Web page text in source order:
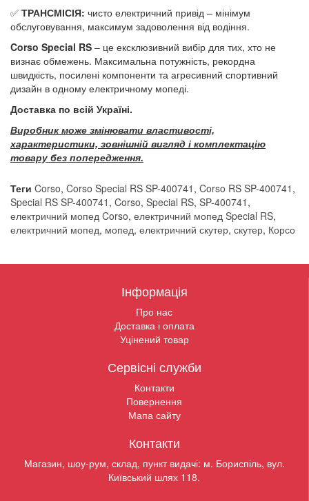
✅ ТРАНСМІСІЯ: чисто електричний привід – мінімум
обслуговування, максимум задоволення від водіння.
Corso Special RS – це ексклюзивний вибір для тих, хто не
визнає обмежень. Максимальна потужність, рекордна
швидкість, посилені компоненти та агресивний спортивний
дизайн в одному електричному мопеді.
Доставка по всій Україні.
Виробник може змінювати властивості,
характеристики, зовнішній вигляд і комплектацію
товару без попередження.
Теги Corso, Corso Special RS SP-400741 , Corso RS SP-400741 ,
Special RS SP-400741 , Corso, Special RS, SP-400741 ,
електричний мопед Corso, електричний мопед Special RS,
електричний мопед, мопед, електричний скутер, скутер, Корсо
Інформація
Про нас
Доставка і оплата
Уцінений товар
Сервісні служби
Контакти
Повернення
Мапа сайту
Контакти
Магазин, шоу-рум, склад, пункт видачі: м. Бориспіль, вул.
Київський шлях 118.